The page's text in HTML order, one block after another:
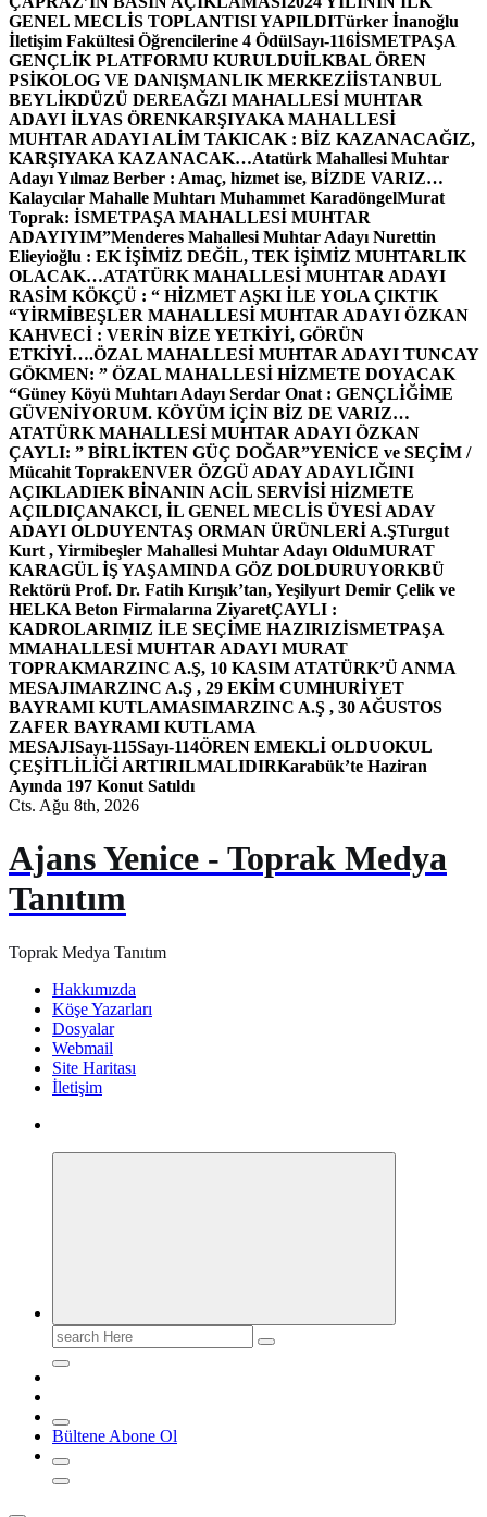
GENEL MECLİS TOPLANTISI YAPILDITürker İnanoğlu
İletişim Fakültesi Öğrencilerine 4 ÖdülSayı-116İSMETPAŞA
GENÇLİK PLATFORMU KURULDUİLKBAL ÖREN
PSİKOLOG VE DANIŞMANLIK MERKEZİİSTANBUL
BEYLİKDÜZÜ DEREAĞZI MAHALLESİ MUHTAR
ADAYI İLYAS ÖRENKARŞIYAKA MAHALLESİ
MUHTAR ADAYI ALİM TAKICAK : BİZ KAZANACAĞIZ,
KARŞIYAKA KAZANACAK…Atatürk Mahallesi Muhtar
Adayı Yılmaz Berber : Amaç, hizmet ise, BİZDE VARIZ…
Kalaycılar Mahalle Muhtarı Muhammet KaradöngelMurat
Toprak: İSMETPAŞA MAHALLESİ MUHTAR
ADAYIYIM”Menderes Mahallesi Muhtar Adayı Nurettin
Elieyioğlu : EK İŞİMİZ DEĞİL, TEK İŞİMİZ MUHTARLIK
OLACAK…ATATÜRK MAHALLESİ MUHTAR ADAYI
RASİM KÖKÇÜ : “ HİZMET AŞKI İLE YOLA ÇIKTIK
“YİRMİBEŞLER MAHALLESİ MUHTAR ADAYI ÖZKAN
KAHVECİ : VERİN BİZE YETKİYİ, GÖRÜN
ETKİYİ….ÖZAL MAHALLESİ MUHTAR ADAYI TUNCAY
GÖKMEN: ” ÖZAL MAHALLESİ HİZMETE DOYACAK
“Güney Köyü Muhtarı Adayı Serdar Onat : GENÇLİĞİME
GÜVENİYORUM. KÖYÜM İÇİN BİZ DE VARIZ…
ATATÜRK MAHALLESİ MUHTAR ADAYI ÖZKAN
ÇAYLI: ” BİRLİKTEN GÜÇ DOĞAR”YENİCE ve SEÇİM /
Mücahit ToprakENVER ÖZGÜ ADAY ADAYLIĞINI
AÇIKLADIEK BİNANIN ACİL SERVİSİ HİZMETE
AÇILDIÇANAKCI, İL GENEL MECLİS ÜYESİ ADAY
ADAYI OLDUYENTAŞ ORMAN ÜRÜNLERİ A.ŞTurgut
Kurt , Yirmibeşler Mahallesi Muhtar Adayı OlduMURAT
KARAGÜL İŞ YAŞAMINDA GÖZ DOLDURUYORKBÜ
Rektörü Prof. Dr. Fatih Kırışık’tan, Yeşilyurt Demir Çelik ve
HELKA Beton Firmalarına ZiyaretÇAYLI :
KADROLARIMIZ İLE SEÇİME HAZIRIZİSMETPAŞA
MMAHALLESİ MUHTAR ADAYI MURAT
TOPRAKMARZINC A.Ş, 10 KASIM ATATÜRK’Ü ANMA
MESAJIMARZINC A.Ş , 29 EKİM CUMHURİYET
BAYRAMI KUTLAMASIMARZINC A.Ş , 30 AĞUSTOS
ZAFER BAYRAMI KUTLAMA
MESAJISayı-115Sayı-114ÖREN EMEKLİ OLDUOKUL
ÇEŞİTLİLİĞİ ARTIRILMALIDIRKarabük’te Haziran
Ayında 197 Konut Satıldı
Cts. Ağu 8th, 2026
Ajans Yenice - Toprak Medya
Tanıtım
Toprak Medya Tanıtım
Hakkımızda
Köşe Yazarları
Dosyalar
Webmail
Site Haritası
İletişim
Search
for:
Bültene Abone Ol